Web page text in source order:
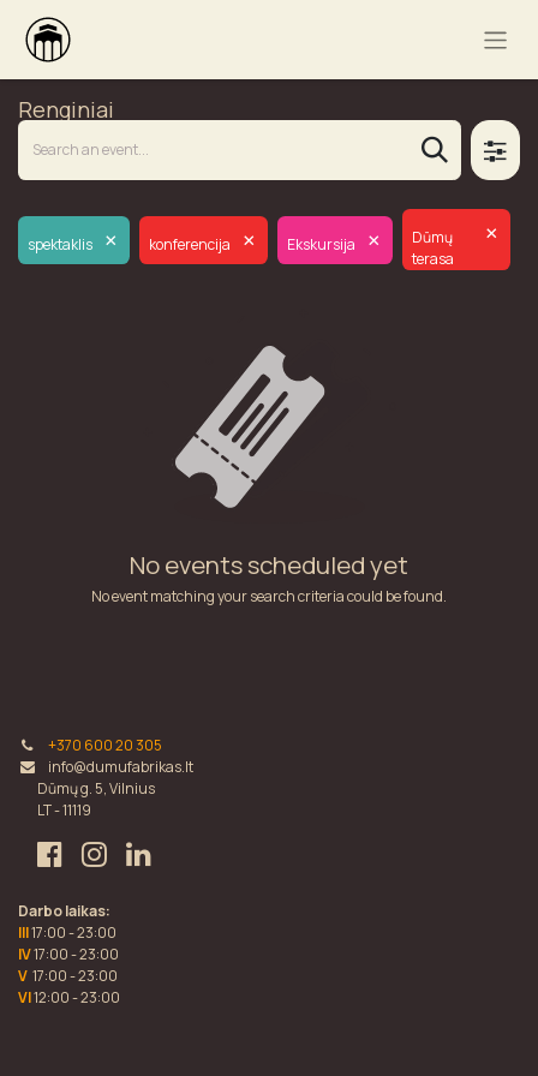
Renginiai
spektaklis × konferencija × Ekskursija ×
Dūmų
terasa
×
No events scheduled yet
No event matching your search criteria could be found.
+370 600 20 305
info@dumufabrikas.lt
Dūmų g. 5, Vilnius
LT - 11119
Darbo laikas:
III17:00 - 23:00
IV17:00 - 23:00
V 17:00 - 23:00
VI12:00 - 23:00